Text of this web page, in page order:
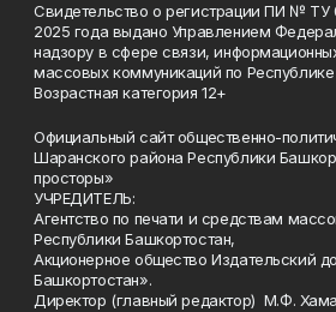
Свидетельство о регистрации ПИ № ТУ
2025 года выдано Управлением
надзору в сфере связи,
массовых коммуникаций по
Возрастная категория 12+
Официальный сайт общественно-
Шаранского района Республики
просторы»
УЧРЕДИТЕЛЬ:
Агентство по печати и средствам
Республики Башкортостан,
Акционерное общество Издательский
Башкортостан».
Директор (главный редактор) М.Ф.